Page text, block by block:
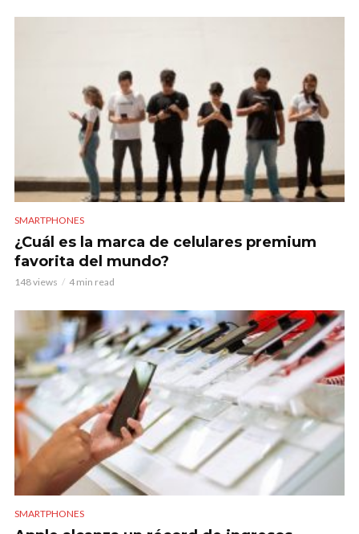
SMARTPHONES
¿Cuál es la marca de celulares premium
favorita del mundo?
148 views 4 min read
SMARTPHONES